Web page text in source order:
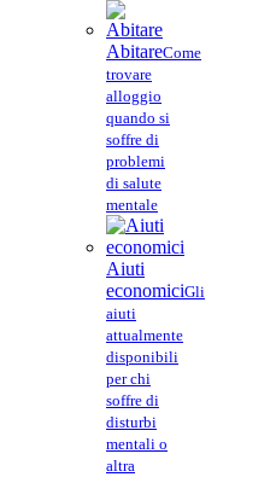
AbitareCome
trovare
alloggio
quando si
soffre di
problemi
di salute
mentale
Aiuti
economiciGli
aiuti
attualmente
disponibili
per chi
soffre di
disturbi
mentali o
altra